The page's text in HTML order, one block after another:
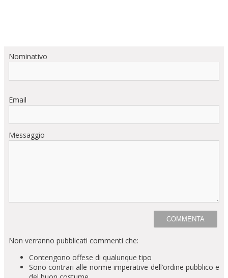
Nominativo
Email
Messaggio
Non verranno pubblicati commenti che:
Contengono offese di qualunque tipo
Sono contrari alle norme imperative dell’ordine pubblico e